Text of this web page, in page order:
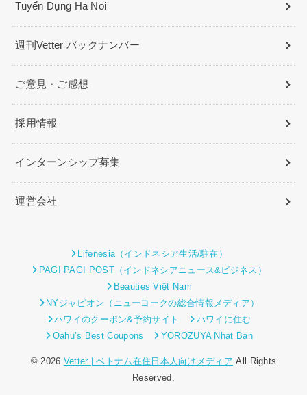
Tuyển Dụng Ha Noi
週刊Vetter バックナンバー
ご意見・ご感想
採用情報
インターンシップ募集
運営会社
Lifenesia（インドネシア生活/駐在）
PAGI PAGI POST（インドネシアニュース&ビジネス）
Beauties Việt Nam
NYジャピオン（ニューヨークの総合情報メディア）
ハワイのクーポン&予約サイト
ハワイに住む
Oahu’s Best Coupons
YOROZUYA Nhat Ban
© 2026 Vetter | ベトナム在住日本人向けメディア All Rights
Reserved.